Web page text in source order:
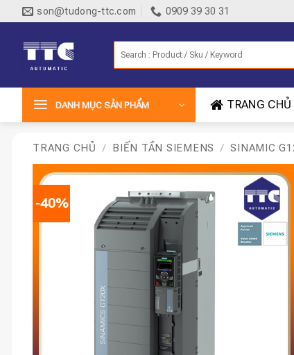
qua
son@tudong-ttc.com 0909 39 30 31
DANH MỤC SẢN PHẨM TRANG CHỦ
TRANG CHỦ / BIẾN TẦN SIEMENS / SINAMIC
-40%